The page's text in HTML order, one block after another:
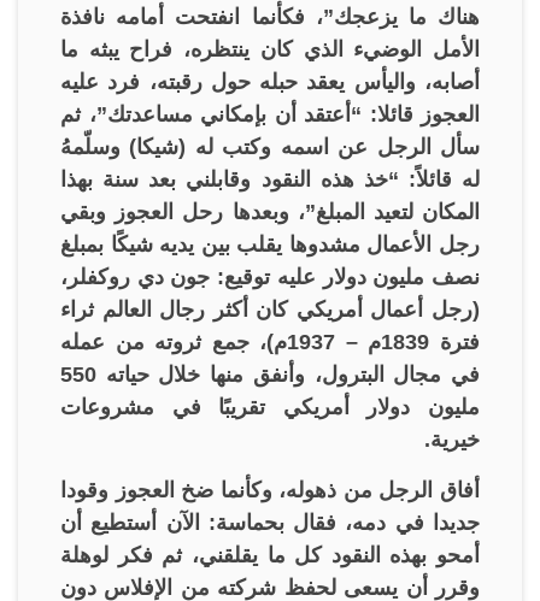
هناك ما يزعجك”، فكأنما انفتحت أمامه نافذة
الأمل الوضيء الذي كان ينتظره، فراح يبثه ما
أصابه، واليأس يعقد حبله حول رقبته، فرد عليه
العجوز قائلا: “أعتقد أن بإمكاني مساعدتك”، ثم
سأل الرجل عن اسمه وكتب له (شيكا) وسلّمهُ
له قائلاً: “خذ هذه النقود وقابلني بعد سنة بهذا
المكان لتعيد المبلغ”، وبعدها رحل العجوز وبقي
رجل الأعمال مشدوها يقلب بين يديه شيكًا بمبلغ
نصف مليون دولار عليه توقيع: جون دي روكفلر،
(رجل أعمال أمريكي كان أكثر رجال العالم ثراء
فترة 1839م – 1937م)، جمع ثروته من عمله
في مجال البترول، وأنفق منها خلال حياته 550
مليون دولار أمريكي تقريبًا في مشروعات
خيرية.
أفاق الرجل من ذهوله، وكأنما ضخ العجوز وقودا
جديدا في دمه، فقال بحماسة: الآن أستطيع أن
أمحو بهذه النقود كل ما يقلقني، ثم فكر لوهلة
وقرر أن يسعى لحفظ شركته من الإفلاس دون